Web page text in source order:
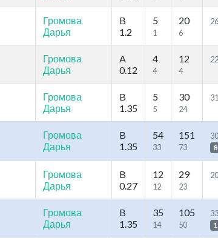
Громова
Дарья
B
1.2
5
1
20
6
Громова
Дарья
A
0.12
4
4
12
4
Громова
Дарья
B
1.35
5
5
30
24
Громова
Дарья
B
1.35
54
33
151
73
Громова
Дарья
B
0.27
12
12
29
23
Громова
Дарья
B
1.35
35
14
105
50